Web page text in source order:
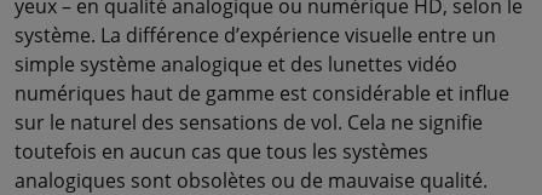
yeux – en qualité analogique ou numérique HD, selon le
système. La différence d’expérience visuelle entre un
simple système analogique et des lunettes vidéo
numériques haut de gamme est considérable et influe
sur le naturel des sensations de vol. Cela ne signifie
toutefois en aucun cas que tous les systèmes
analogiques sont obsolètes ou de mauvaise qualité.